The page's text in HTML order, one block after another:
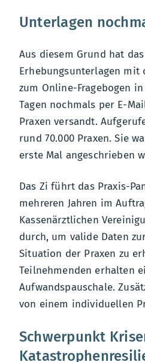
Unterlagen
Aus diesem Grund hat
Erhebungsunterlagen mit
zum Online-Fragebogen
Tagen nochmals per E-
Praxen versandt.
rund 70.000 Praxen. Sie
erste Mal angeschrieben
Das Zi führt das Praxis-
mehreren Jahren im
Kassenärztlichen
durch, um valide Daten
Situation der Praxen zu
Teilnehmenden erhalten
Aufwandspauschale.
von einem individuellen
Schwerpunkt